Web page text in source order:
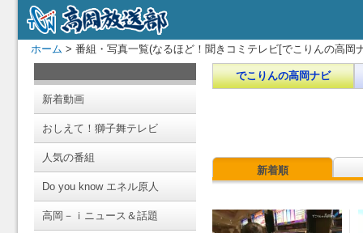
ホーム > 番組・写真一覧(なるほど！聞きコミテレビ[でこりんの高岡
新着動画
おしえて！獅子舞テレビ
人気の番組
Do you know エネル原人
高岡－ｉニュース＆話題
でこりんの高岡ナビ
新着順